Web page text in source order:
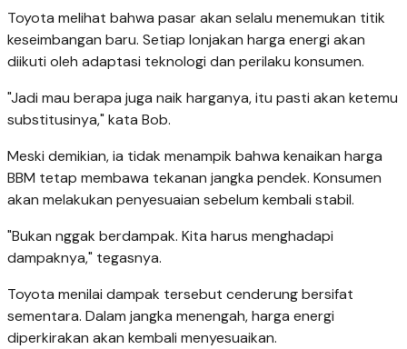
Toyota melihat bahwa pasar akan selalu menemukan titik
keseimbangan baru. Setiap lonjakan harga energi akan
diikuti oleh adaptasi teknologi dan perilaku konsumen.
"Jadi mau berapa juga naik harganya, itu pasti akan ketemu
substitusinya," kata Bob.
Meski demikian, ia tidak menampik bahwa kenaikan harga
BBM tetap membawa tekanan jangka pendek. Konsumen
akan melakukan penyesuaian sebelum kembali stabil.
"Bukan nggak berdampak. Kita harus menghadapi
dampaknya," tegasnya.
Toyota menilai dampak tersebut cenderung bersifat
sementara. Dalam jangka menengah, harga energi
diperkirakan akan kembali menyesuaikan.